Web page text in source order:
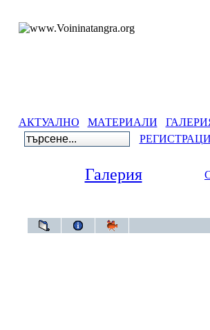
АКТУАЛНО МАТЕРИАЛИ
Галерия